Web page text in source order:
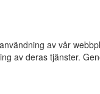
av vår
av deras tjänster.